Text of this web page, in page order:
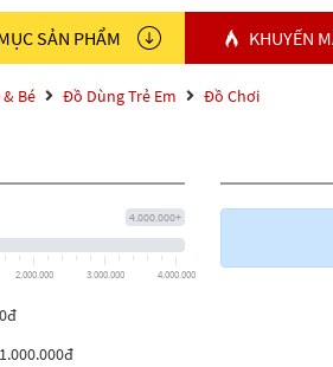
SẢN PHẨM KHUYẾN
& Bé Đồ Dùng Trẻ Em Đồ Chơi
4.000.000+
2.000.000 3.000.000 4.000.000